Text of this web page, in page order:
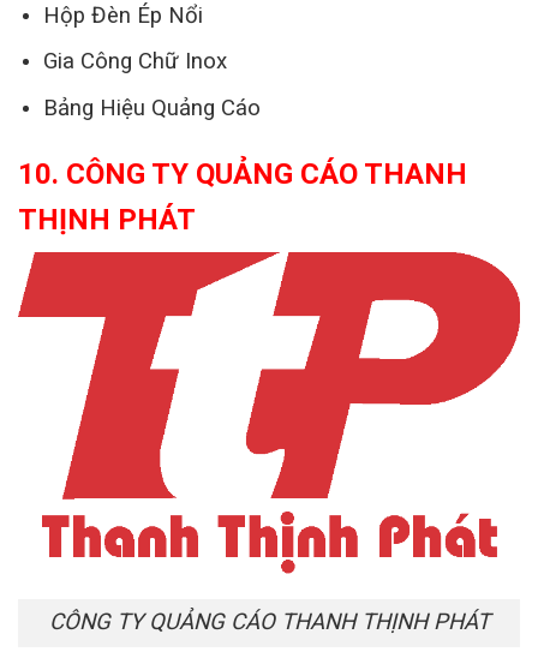
Hộp Đèn Ép Nổi
Gia Công Chữ Inox
Bảng Hiệu Quảng Cáo
10. CÔNG TY QUẢNG CÁO THANH
THỊNH PHÁT
CÔNG TY QUẢNG CÁO THANH THỊNH PHÁT